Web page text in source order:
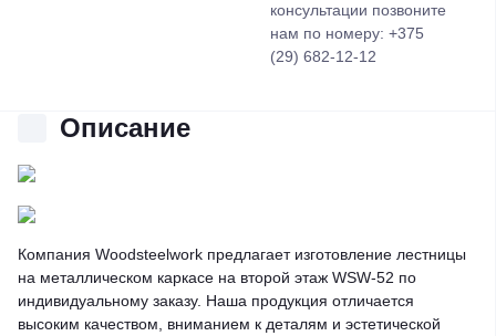
консультации позвоните
нам по номеру: +375
(29) 682-12-12
Описание
Компания Woodsteelwork предлагает изготовление лестницы
на металлическом каркасе на второй этаж WSW-52 по
индивидуальному заказу. Наша продукция отличается
высоким качеством, вниманием к деталям и эстетической